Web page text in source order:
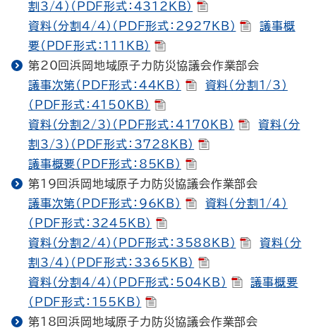
割3/4）（PDF形式：4312KB）
資料（分割4/4）（PDF形式：2927KB）
議事概
要（PDF形式：111KB）
第20回浜岡地域原子力防災協議会作業部会
議事次第（PDF形式：44KB）
資料（分割1/3）
（PDF形式：4150KB）
資料（分割2/3）（PDF形式：4170KB）
資料（分
割3/3）（PDF形式：3728KB）
議事概要（PDF形式：85KB）
第19回浜岡地域原子力防災協議会作業部会
議事次第（PDF形式：96KB）
資料（分割1/4）
（PDF形式：3245KB）
資料（分割2/4）（PDF形式：3588KB）
資料（分
割3/4）（PDF形式：3365KB）
資料（分割4/4）（PDF形式：504KB）
議事概要
（PDF形式：155KB）
第18回浜岡地域原子力防災協議会作業部会